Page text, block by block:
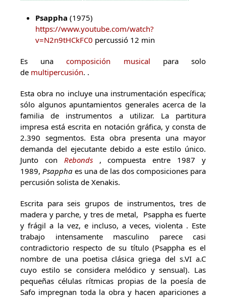
Psappha (1975)
https://www.youtube.com/watch?
v=N2n9tHCkFC0 percussió 12 min
Es una composición musical para solo
de multipercusión. .
Esta obra no incluye una instrumentación específica;
sólo algunos apuntamientos generales acerca de la
familia de instrumentos a utilizar. La partitura
impresa está escrita en notación gráfica, y consta de
2.390 segmentos. Esta obra presenta una mayor
demanda del ejecutante debido a este estilo único.
Junto con Rebonds, compuesta entre 1987 y
1989, Psappha es una de las dos composiciones para
percusión solista de Xenakis.
Escrita para seis grupos de instrumentos, tres de
madera y parche, y tres de metal, Psappha es fuerte
y frágil a la vez, e incluso, a veces, violenta . Este
trabajo intensamente masculino parece casi
contradictorio respecto de su título (Psappha es el
nombre de una poetisa clásica griega del s.VI a.C
cuyo estilo se considera melódico y sensual). Las
pequeñas células rítmicas propias de la poesía de
Safo impregnan toda la obra y hacen apariciones a